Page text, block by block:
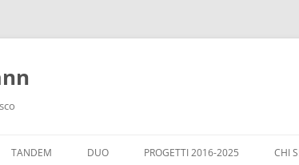
TANDEM DUO PROGETTI 2016-2025 CHI